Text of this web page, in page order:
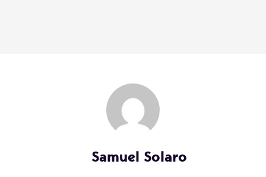
Samuel Solaro